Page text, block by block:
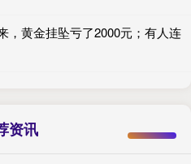
，黄金挂坠亏了2000元；有人连
资讯